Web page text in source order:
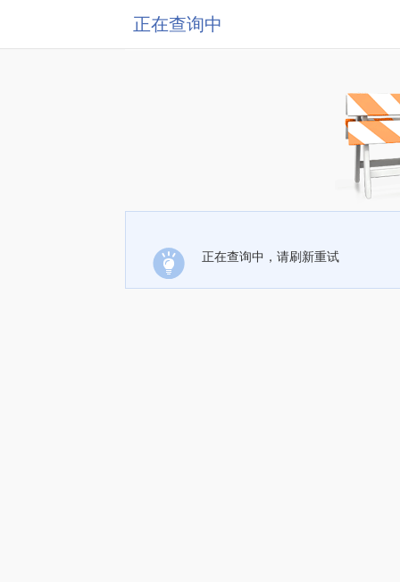
正在查询中
正在查询中，请刷新重试